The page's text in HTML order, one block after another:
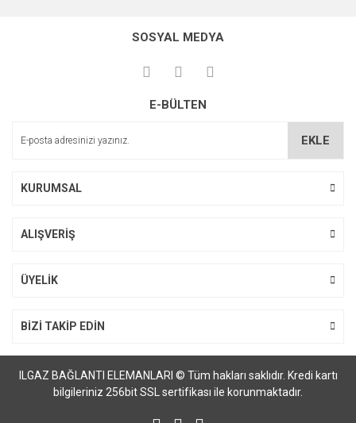
Yorum Yaz
Soru Sor
Görüş ve önerileriniz için teşekkür ederiz.
Ürün açıklamasında eksik bilgiler bulunuyor.
SOSYAL MEDYA
E-BÜLTEN
EKLE
KURUMSAL
ALIŞVERİŞ
ÜYELİK
BİZİ TAKİP EDİN
ILGAZ BAĞLANTI ELEMANLARI © Tüm hakları saklıdır. Kredi kartı
bilgileriniz 256bit SSL sertifikası ile korunmaktadır.